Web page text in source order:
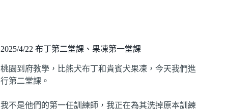
2025/4/22 布丁第二堂課、果凍第一堂課
桃園到府教學，比熊犬布丁和貴賓犬果凍，今天我們進
行第二堂課。
我不是他們的第一任訓練師，我正在為其洗掉原本訓練